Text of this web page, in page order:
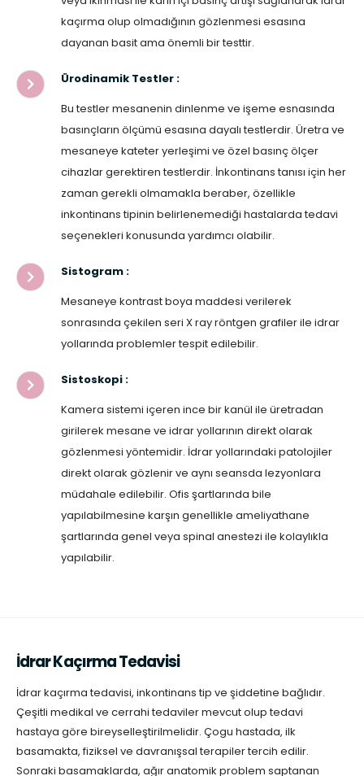
kaçırma olup olmadığının gözlenmesi esasına
dayanan basit ama önemli bir testtir.
Ürodinamik Testler :
Bu testler mesanenin dinlenme ve işeme esnasında
basınçların ölçümü esasına dayalı testlerdir. Üretra ve
mesaneye kateter yerleşimi ve özel basınç ölçer
cihazlar gerektiren testlerdir. İnkontinans tanısı için her
zaman gerekli olmamakla beraber, özellikle
inkontinans tipinin belirlenemediği hastalarda tedavi
seçenekleri konusunda yardımcı olabilir.
Sistogram :
Mesaneye kontrast boya maddesi verilerek
sonrasında çekilen seri X ray röntgen grafiler ile idrar
yollarında problemler tespit edilebilir.
Sistoskopi :
Kamera sistemi içeren ince bir kanül ile üretradan
girilerek mesane ve idrar yollarının direkt olarak
gözlenmesi yöntemidir. İdrar yollarındaki patolojiler
direkt olarak gözlenir ve aynı seansda lezyonlara
müdahale edilebilir. Ofis şartlarında bile
yapılabilmesine karşın genellikle ameliyathane
şartlarında genel veya spinal anestezi ile kolaylıkla
yapılabilir.
İdrar Kaçırma Tedavisi
İdrar kaçırma tedavisi, inkontinans tip ve şiddetine bağlıdır.
Çeşitli medikal ve cerrahi tedaviler mevcut olup tedavi
hastaya göre bireyselleştirilmelidir. Çogu hastada, ilk
basamakta, fiziksel ve davranışsal terapiler tercih edilir.
Sonraki basamaklarda, ağır anatomik problem saptanan